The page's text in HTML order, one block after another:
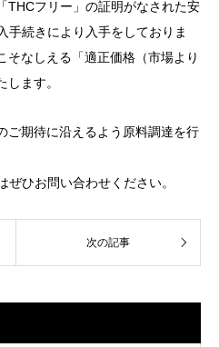
THCフリー」の証明がなされた安
手続きにより入手をしておりま
そなしえる「適正価格（市場より
ます。
ご期待に沿えるよう原料調達を行
ひお問い合わせください。